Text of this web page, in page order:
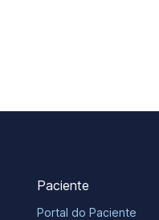
Paciente
Portal do Paciente